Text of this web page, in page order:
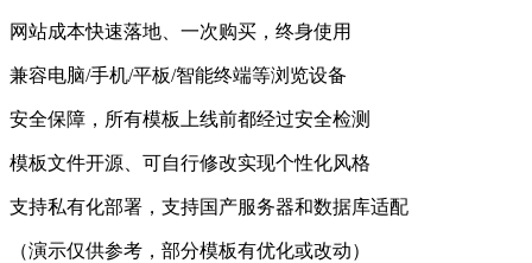
网站成本快速落地、一次购买，终身使用
兼容电脑/手机/平板/智能终端等浏览设备
安全保障，所有模板上线前都经过安全检测
模板文件开源、可自行修改实现个性化风格
支持私有化部署，支持国产服务器和数据库适配
（演示仅供参考，部分模板有优化或改动）